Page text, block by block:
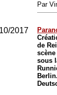
Par
2017
de
sous
Berlin.